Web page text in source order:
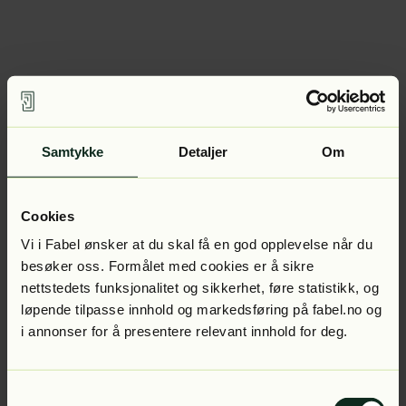
Samtykke Detaljer Om
Cookies
Vi i Fabel ønsker at du skal få en god opplevelse når du
besøker oss. Formålet med cookies er å sikre
nettstedets funksjonalitet og sikkerhet, føre statistikk, og
løpende tilpasse innhold og markedsføring på fabel.no og
i annonser for å presentere relevant innhold for deg.